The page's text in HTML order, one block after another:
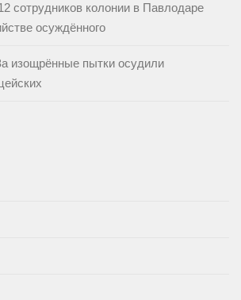
сотрудников колонии в Павлодаре
осуждённого
изощрённые пытки осудили